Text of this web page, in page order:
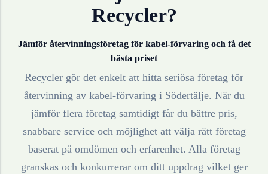
Recycler?
Jämför återvinningsföretag för kabel-förvaringoch få det
bästa priset
Recycler gör det enkelt att hitta seriösa företag för
återvinning av kabel-förvaring i Södertälje. När du
jämför flera företag samtidigt får du bättre pris,
snabbare service och möjlighet att välja rätt företag
baserat på omdömen och erfarenhet. Alla företag
granskas och konkurrerar om ditt uppdrag vilket ger